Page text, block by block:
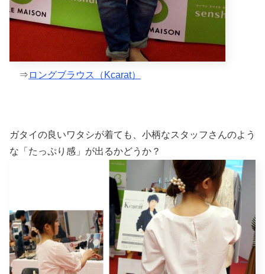
⇒ ロングブラウス（Kcarat）
ガタイの良いワタシが着ても、小柄なスタッフさんのよう
な「たっぷり感」が出るかどうか？